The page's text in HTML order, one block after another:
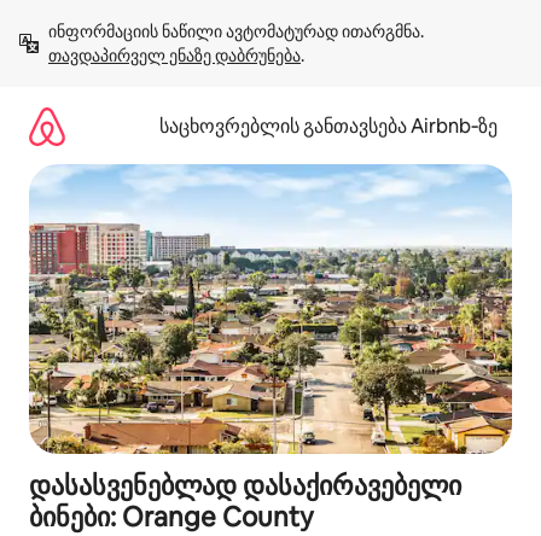
გადასვლა
თავდაპირველ ენაზე დაბრუნება.
საცხოვრებლის განთავსება Airbnb‑ზე
დასასვენებლად დასაქირავებელი
ბინები: Orange County